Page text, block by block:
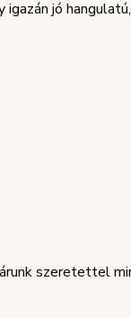
igazán jó
szeretettel